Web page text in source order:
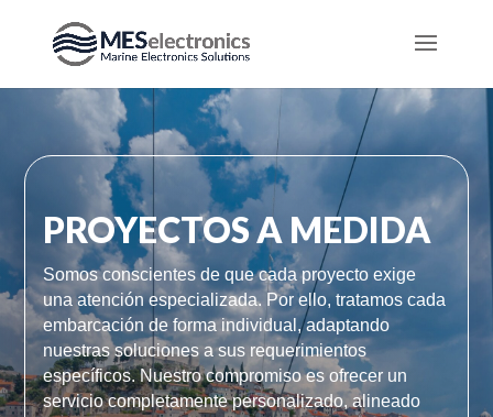
PROYECTOS A MEDIDA
Somos conscientes de que cada proyecto exige
una atención especializada. Por ello, tratamos cada
embarcación de forma individual, adaptando
nuestras soluciones a sus requerimientos
específicos. Nuestro compromiso es ofrecer un
servicio completamente personalizado, alineado